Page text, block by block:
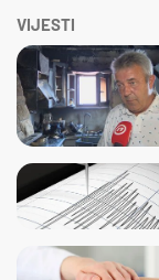
VIJESTI